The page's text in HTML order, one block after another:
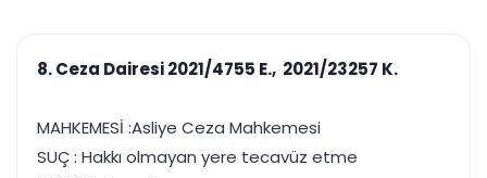
Duruşma ve görev
takvimi
Bildirim
Süreleri asla kaçırmayın
takibi
8. Ceza Dairesi 2021/4755 E., 2021/23257 K.
MAHKEMESİ :Asliye Ceza Mahkemesi
SUÇ : Hakkı olmayan yere tecavüz etme